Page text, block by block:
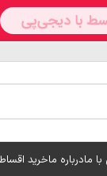
مادرباره ماخرید